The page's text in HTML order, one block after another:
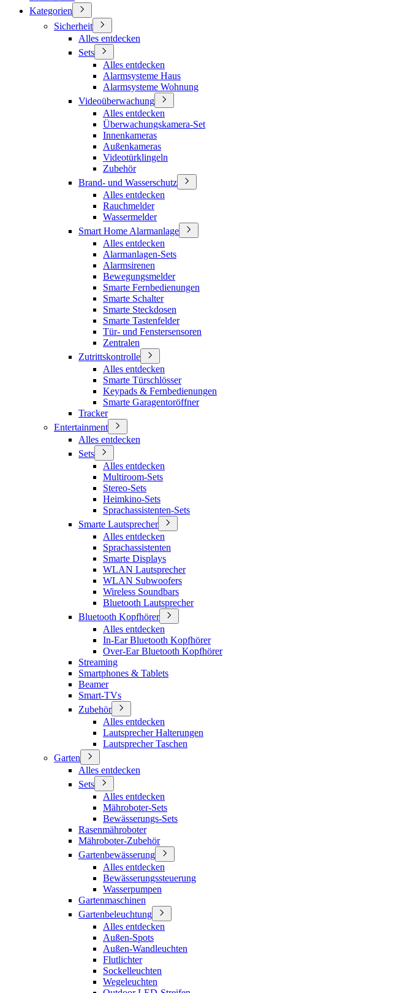
Kategorien
Sicherheit
Alles entdecken
Sets
Alles entdecken
Alarmsysteme Haus
Alarmsysteme Wohnung
Videoüberwachung
Alles entdecken
Überwachungskamera-Set
Innenkameras
Außenkameras
Videotürklingeln
Zubehör
Brand- und Wasserschutz
Alles entdecken
Rauchmelder
Wassermelder
Smart Home Alarmanlage
Alles entdecken
Alarmanlagen-Sets
Alarmsirenen
Bewegungsmelder
Smarte Fernbedienungen
Smarte Schalter
Smarte Steckdosen
Smarte Tastenfelder
Tür- und Fenstersensoren
Zentralen
Zutrittskontrolle
Alles entdecken
Smarte Türschlösser
Keypads & Fernbedienungen
Smarte Garagentoröffner
Tracker
Entertainment
Alles entdecken
Sets
Alles entdecken
Multiroom-Sets
Stereo-Sets
Heimkino-Sets
Sprachassistenten-Sets
Smarte Lautsprecher
Alles entdecken
Sprachassistenten
Smarte Displays
WLAN Lautsprecher
WLAN Subwoofers
Wireless Soundbars
Bluetooth Lautsprecher
Bluetooth Kopfhörer
Alles entdecken
In-Ear Bluetooth Kopfhörer
Over-Ear Bluetooth Kopfhörer
Streaming
Smartphones & Tablets
Beamer
Smart-TVs
Zubehör
Alles entdecken
Lautsprecher Halterungen
Lautsprecher Taschen
Garten
Alles entdecken
Sets
Alles entdecken
Mähroboter-Sets
Bewässerungs-Sets
Rasenmähroboter
Mähroboter-Zubehör
Gartenbewässerung
Alles entdecken
Bewässerungssteuerung
Wasserpumpen
Gartenmaschinen
Gartenbeleuchtung
Alles entdecken
Außen-Spots
Außen-Wandleuchten
Flutlichter
Sockelleuchten
Wegeleuchten